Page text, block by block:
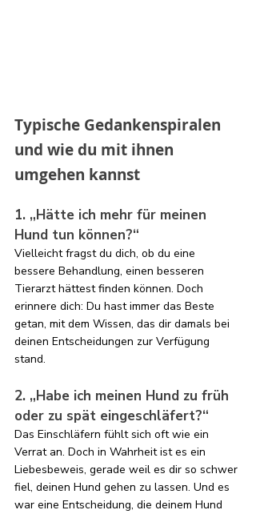
Typische Gedankenspiralen
und wie du mit ihnen
umgehen kannst
1. „Hätte ich mehr für meinen
Hund tun können?“
Vielleicht fragst du dich, ob du eine
bessere Behandlung, einen besseren
Tierarzt hättest finden können. Doch
erinnere dich: Du hast immer das Beste
getan, mit dem Wissen, das dir damals bei
deinen Entscheidungen zur Verfügung
stand.
2. „Habe ich meinen Hund zu früh
oder zu spät eingeschläfert?“
Das Einschläfern fühlt sich oft wie ein
Verrat an. Doch in Wahrheit ist es ein
Liebesbeweis, gerade weil es dir so schwer
fiel, deinen Hund gehen zu lassen. Und es
war eine Entscheidung, die deinem Hund